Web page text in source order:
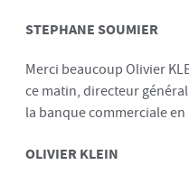
STEPHANE SOUMIER
Merci beaucoup Olivier
ce matin, directeur
la banque commerciale en
OLIVIER KLEIN